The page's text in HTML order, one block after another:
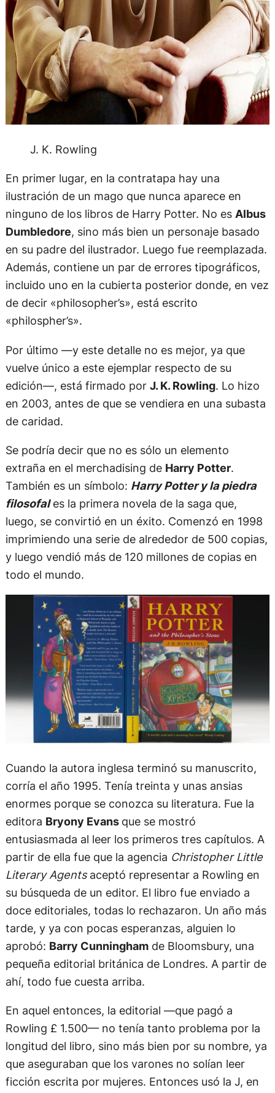
J. K. Rowling
En primer lugar, en la contratapa hay una
ilustración de un mago que nunca aparece en
ninguno de los libros de Harry Potter. No es Albus
Dumbledore, sino más bien un personaje basado
en su padre del ilustrador. Luego fue reemplazada.
Además, contiene un par de errores tipográficos,
incluido uno en la cubierta posterior donde, en vez
de decir «philosopher’s», está escrito
«philospher’s».
Por último —y este detalle no es mejor, ya que
vuelve único a este ejemplar respecto de su
edición—, está firmado por J. K. Rowling. Lo hizo
en 2003, antes de que se vendiera en una subasta
de caridad.
Se podría decir que no es sólo un elemento
extraña en el merchadising de Harry Potter.
También es un símbolo: Harry Potter y la piedra
filosofales la primera novela de la saga que,
luego, se convirtió en un éxito. Comenzó en 1998
imprimiendo una serie de alrededor de 500 copias,
y luego vendió más de 120 millones de copias en
todo el mundo.
Cuando la autora inglesa terminó su manuscrito,
corría el año 1995. Tenía treinta y unas ansias
enormes porque se conozca su literatura. Fue la
editora Bryony Evans que se mostró
entusiasmada al leer los primeros tres capítulos. A
partir de ella fue que la agencia Christopher Little
Literary Agentsaceptó representar a Rowling en
su búsqueda de un editor. El libro fue enviado a
doce editoriales, todas lo rechazaron. Un año más
tarde, y ya con pocas esperanzas, alguien lo
aprobó: Barry Cunninghamde Bloomsbury, una
pequeña editorial británica de Londres. A partir de
ahí, todo fue cuesta arriba.
En aquel entonces, la editorial —que pagó a
Rowling £ 1.500— no tenía tanto problema por la
longitud del libro, sino más bien por su nombre, ya
que aseguraban que los varones no solían leer
ficción escrita por mujeres. Entonces usó la J, en